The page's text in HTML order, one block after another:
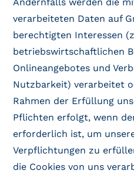
verarbeiteten Daten auf
berechtigten Interessen
betriebswirtschaftlichen
Onlineangebotes und
Nutzbarkeit) verarbeitet
Rahmen der Erfüllung
Pflichten erfolgt, wenn
erforderlich ist, um
Verpflichtungen zu
die Cookies von uns